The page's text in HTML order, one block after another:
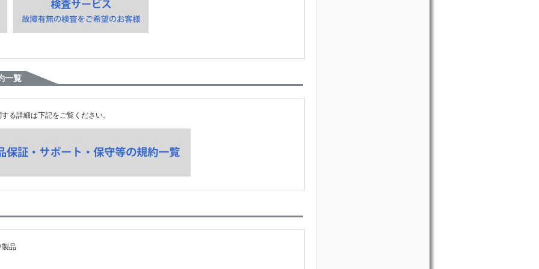
一覧
る詳細は下記をご覧ください。
製品